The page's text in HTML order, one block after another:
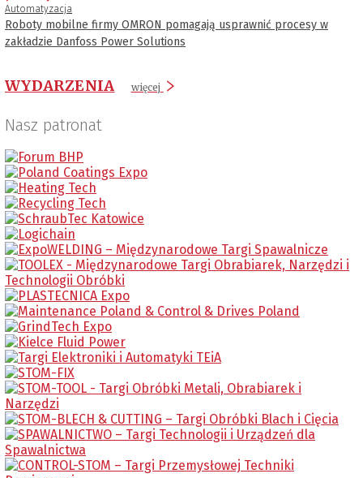
Automatyzacja
Roboty mobilne firmy OMRON pomagają usprawnić procesy w
zakładzie Danfoss Power Solutions
WYDARZENIA więcej
Nasz patronat